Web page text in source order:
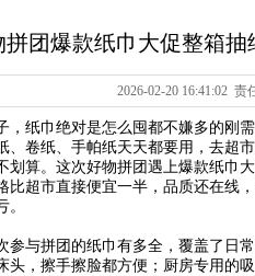
拼团爆款纸巾大促整箱
2026-02-20 16:41:02
，纸巾绝对是怎么囤都不嫌多的刚
、卷纸、手帕纸天天都要用，去超
划算。这次好物拼团遇上爆款纸巾
比超市直接便宜一半，品质还在线
。
参与拼团的纸巾有多全，覆盖了日
头，擦手擦脸都方便；厨房专用的